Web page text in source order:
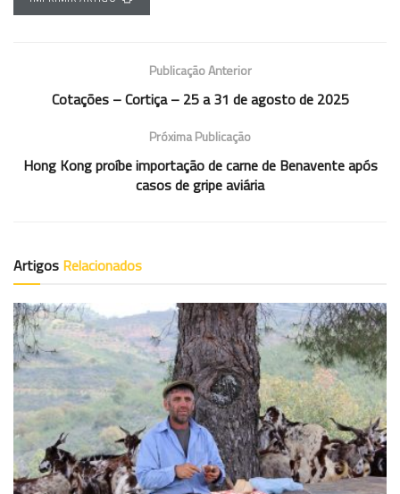
Publicação Anterior
Cotações – Cortiça – 25 a 31 de agosto de 2025
Próxima Publicação
Hong Kong proíbe importação de carne de Benavente após
casos de gripe aviária
Artigos Relacionados